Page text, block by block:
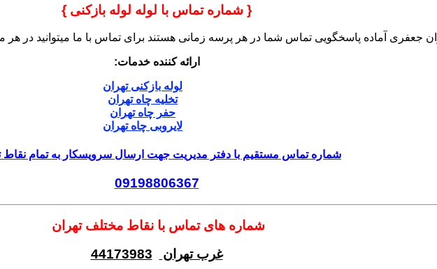
{ شماره تماس با لوله لوله بازکنی }
جعفری آماده پاسخگویی تماس شما در هر پرسه زمانی هستند برای تماس با ما میتوانید در
ارائه کننده خدمات:
لوله بازکنی تهران
تخلیه چاه تهران
حفر چاه تهران
لایروبی چاه تهران
شماره تماس مستقیم با دفتر مدیریت جهت ارسال سرویسکار به تمام نقاط
09198806367
شماره های تماس با نقاط مختلف تهران
غرب تهران
44173983